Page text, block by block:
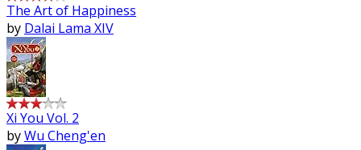
The Art of Happiness
by Dalai Lama XIV
Xi You Vol. 2
byWu Cheng'en